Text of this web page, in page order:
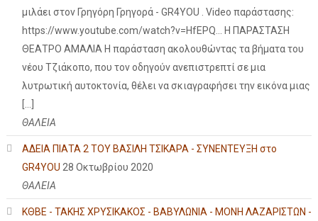
μιλάει στον Γρηγόρη Γρηγορά - GR4YOU . Video παράστασης:
https://www.youtube.com/watch?v=HfEPQ... Η ΠΑΡΑΣΤΑΣΗ
ΘΕΑΤΡΟ ΑΜΑΛΙΑ Η παράσταση ακολουθώντας τα βήματα του
νέου Τζιάκοπο, που τον οδηγούν ανεπιστρεπτί σε μια
λυτρωτική αυτοκτονία, θέλει να σκιαγραφήσει την εικόνα μιας
ΘΑΛΕΙΑ
ΑΔΕΙΑ ΠΙΑΤΑ 2 ΤΟΥ ΒΑΣΙΛΗ ΤΣΙΚΑΡΑ - ΣΥΝΕΝΤΕΥΞΗ στο
GR4YOU 28 Οκτωβρίου 2020
ΘΑΛΕΙΑ
ΚΘΒΕ - ΤΑΚΗΣ ΧΡΥΣΙΚΑΚΟΣ - ΒΑΒΥΛΩΝΙΑ - ΜΟΝΗ ΛΑΖΑΡΙΣΤΩΝ -